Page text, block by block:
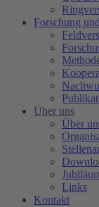
Forschung
Über uns
Über
Links
Kontakt